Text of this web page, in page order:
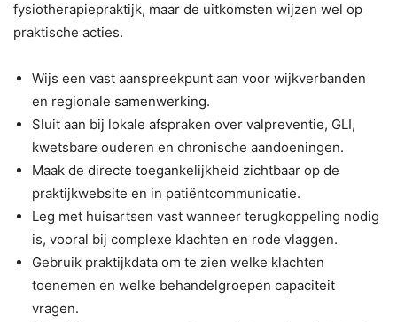
fysiotherapiepraktijk, maar de uitkomsten wijzen wel op
praktische acties.
Wijs een vast aanspreekpunt aan voor wijkverbanden
en regionale samenwerking.
Sluit aan bij lokale afspraken over valpreventie, GLI,
kwetsbare ouderen en chronische aandoeningen.
Maak de directe toegankelijkheid zichtbaar op de
praktijkwebsite en in patiëntcommunicatie.
Leg met huisartsen vast wanneer terugkoppeling nodig
is, vooral bij complexe klachten en rode vlaggen.
Gebruik praktijkdata om te zien welke klachten
toenemen en welke behandelgroepen capaciteit
vragen.